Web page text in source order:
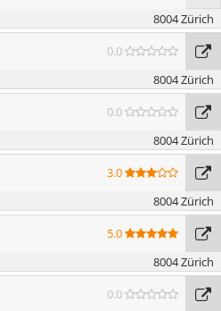
8004 Zürich
0.0
8004 Zürich
0.0
8004 Zürich
3.0
8004 Zürich
5.0
8004 Zürich
0.0